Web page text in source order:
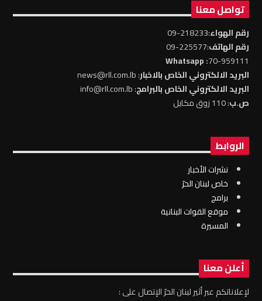
تواصل معنا
رقم الهواء:218233-09
رقم الهاتف:225577-09
70-959111
: Whatsapp
البريد الالكتروني الخاص بالاخبار: news@rll.com.lb
البريد الالكتروني الخاص بالبرامج: info@rll.com.lb
ص.ب: 110 زوق مكايل
الروابط
نشرات الأخبار
خاص لبنان الحرّ
برامج
موقع القوات البنانية
المسيرة
أعلن معنا
لإعلاناتكم عبر أثير لبنان الحرّ الإتصال على :